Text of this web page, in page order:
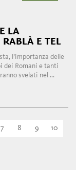
LA
E TEL
l’importanza delle
dei Romani e tanti
svelati nel ...
7 8 9 10